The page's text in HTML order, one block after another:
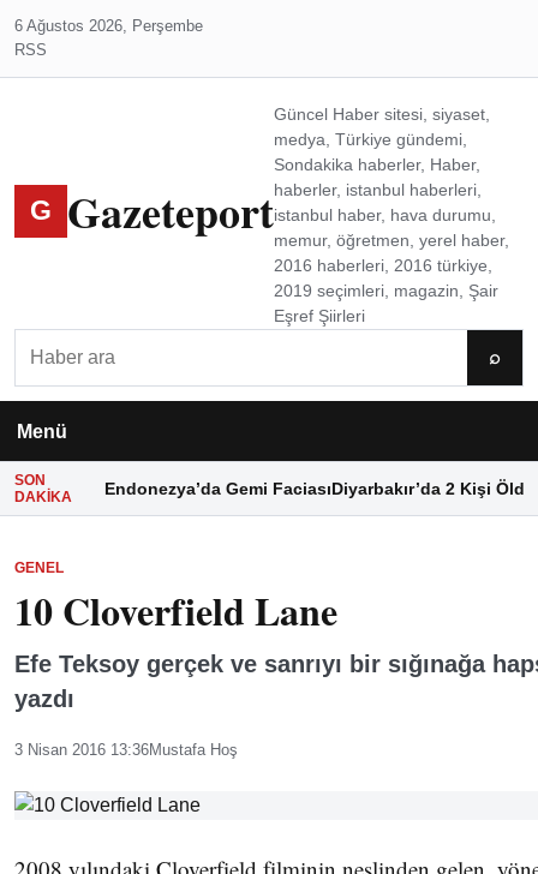
6 Ağustos 2026, Perşembe
RSS
G Gazeteport
Güncel Haber sitesi, siyaset,
medya, Türkiye gündemi,
Sondakika haberler, Haber,
haberler, istanbul haberleri,
istanbul haber, hava durumu,
memur, öğretmen, yerel haber,
2016 haberleri, 2016 türkiye,
2019 seçimleri, magazin, Şair
Eşref Şiirleri
⌕
Menü
SON
DAKIKA
Endonezya’da Gemi FaciasıDiyarbakır’da 2 Kişi Öldü
GENEL
10 Cloverfield Lane
Efe Teksoy gerçek ve sanrıyı bir sığınağa
yazdı
3 Nisan 2016 13:36Mustafa Hoş